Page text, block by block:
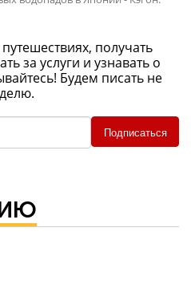
получать
за услуги и узнавать о
Будем писать не
Подписаться